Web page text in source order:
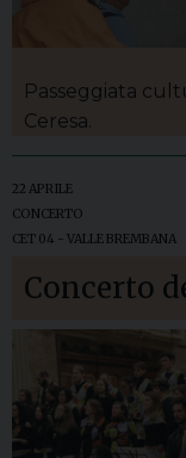
Passeggiata
Ceresa.
22 APRILE
CONCERTO
CET 04 - VALLE BREMBANA
Concerto